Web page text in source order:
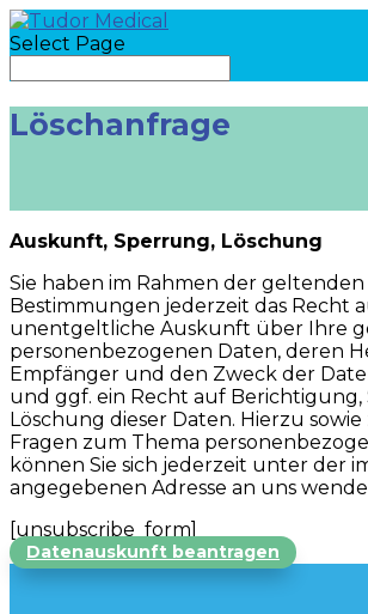
Select Page
Löschanfrage
Auskunft, Sperrung, Löschung
Sie haben im Rahmen der
Bestimmungen jederzeit das Recht
unentgeltliche Auskunft über Ihre
personenbezogenen Daten, deren
Empfänger und den Zweck der
und ggf. ein Recht auf
Löschung dieser Daten. Hierzu
Fragen zum Thema
können Sie sich jederzeit unter der
angegebenen Adresse an uns
[unsubscribe_form]
Datenauskunft beantragen